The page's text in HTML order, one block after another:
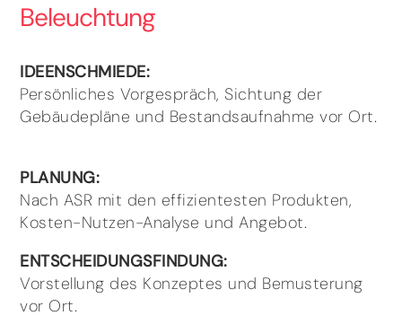
Beleuchtung
IDEENSCHMIEDE:
Persönliches Vorgespräch, Sichtung der
Gebäudepläne und Bestandsaufnahme vor Ort.
PLANUNG:
Nach ASR mit den effizientesten Produkten,
Kosten-Nutzen-Analyse und Angebot.
ENTSCHEIDUNGSFINDUNG:
Vorstellung des Konzeptes und Bemusterung
vor Ort.